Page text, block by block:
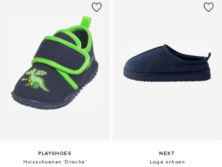
PLAYSHOES
Huisschoenen 'Drache'
NEXT
Lage schoen